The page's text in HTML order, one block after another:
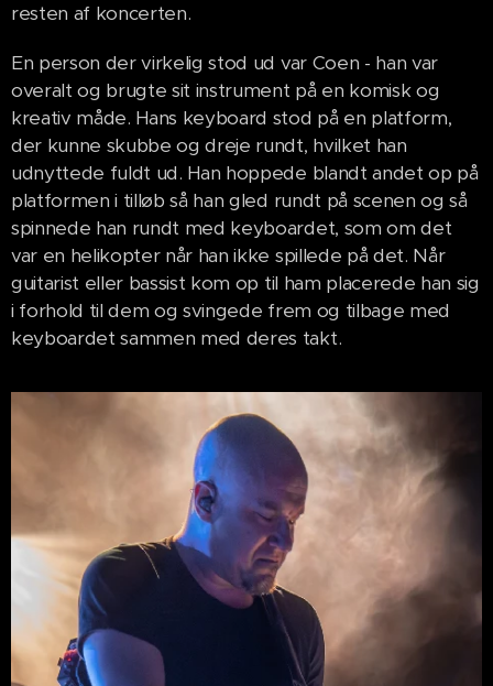
resten af koncerten.
En person der virkelig stod ud var Coen - han var
overalt og brugte sit instrument på en komisk og
kreativ måde. Hans keyboard stod på en platform,
der kunne skubbe og dreje rundt, hvilket han
udnyttede fuldt ud. Han hoppede blandt andet op på
platformen i tilløb så han gled rundt på scenen og så
spinnede han rundt med keyboardet, som om det
var en helikopter når han ikke spillede på det. Når
guitarist eller bassist kom op til ham placerede han sig
i forhold til dem og svingede frem og tilbage med
keyboardet sammen med deres takt.